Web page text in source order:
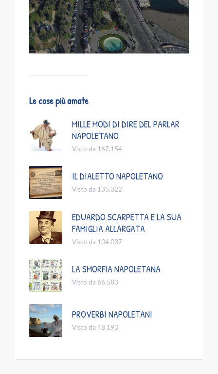
Le cose più amate
MILLE MODI DI DIRE DEL PARLAR
NAPOLETANO
Visto da 167.154
IL DIALETTO NAPOLETANO
Visto da 135.322
EDUARDO SCARPETTA E LA SUA
FAMIGLIA ALLARGATA
Visto da 104.037
LA SMORFIA NAPOLETANA
Visto da 66.583
PROVERBI NAPOLETANI
Visto da 48.193